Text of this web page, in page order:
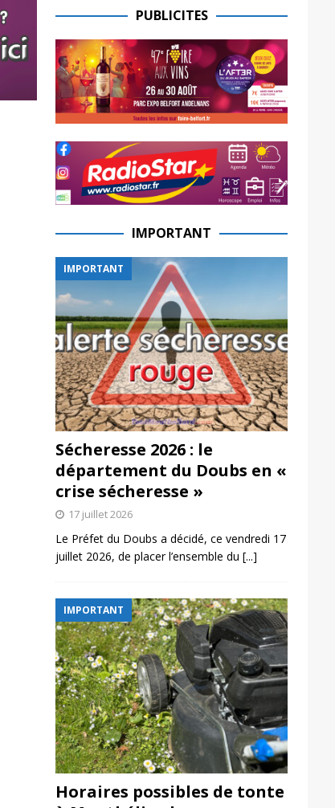
PUBLICITES
IMPORTANT
IMPORTANT
Sécheresse 2026 : le
département du Doubs en «
crise sécheresse »
17 juillet 2026
Le Préfet du Doubs a décidé, ce vendredi 17
juillet 2026, de placer l’ensemble du [...]
IMPORTANT
Horaires possibles de tonte